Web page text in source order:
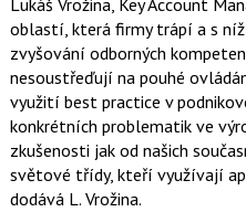
Lukáš Vrožina, Key Account
oblastí, která firmy trápí a s níž
zvyšování odborných
nesoustřeďují na pouhé
využití best practice v
konkrétních problematik ve
zkušenosti jak od našich
světové třídy, kteří využívají
dodává L. Vrožina.